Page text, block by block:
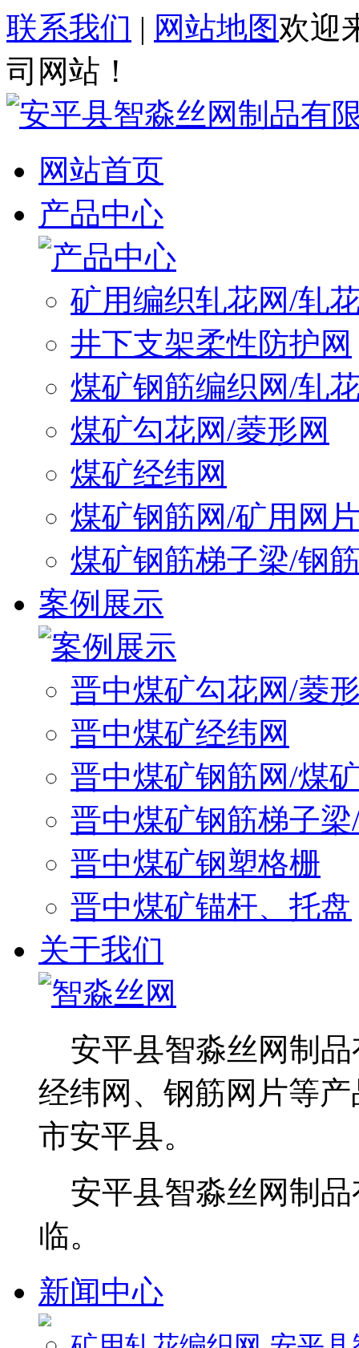
联系我们 | 网站地图欢迎
司网站！
网站首页
产品中心
矿用编织轧花网/轧
井下支架柔性防护网
煤矿钢筋编织网/轧
煤矿勾花网/菱形网
煤矿经纬网
煤矿钢筋网/矿用网
煤矿钢筋梯子梁/钢
案例展示
晋中煤矿勾花网/菱
晋中煤矿经纬网
晋中煤矿钢筋网/煤
晋中煤矿钢筋梯子
晋中煤矿钢塑格栅
晋中煤矿锚杆、托盘
关于我们
安平县智淼丝网制品
经纬网、钢筋网片等
市安平县。
安平县智淼丝网制品
临。
新闻中心